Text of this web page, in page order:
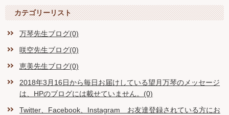
カテゴリーリスト
万琴先生ブログ(0)
咲空先生ブログ(0)
恵美先生ブログ(0)
2018年3月16日から毎日お届けしている望月万琴のメッセージ
は、HPのブログには載せていません。(0)
Twitter、Facebook、Instagram お友達登録されている方にお